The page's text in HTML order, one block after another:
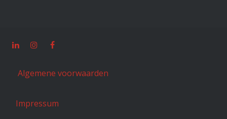
Algemene voorwaarden
Impressum